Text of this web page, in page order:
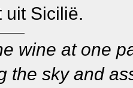
uit Sicilië.
wine at one
the sky and